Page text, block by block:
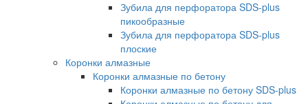
Зубила для перфоратора SDS-plus
пикообразные
Зубила для перфоратора SDS-plus
плоские
Коронки алмазные
Коронки алмазные по бетону
Коронки алмазные по бетону SDS-plus